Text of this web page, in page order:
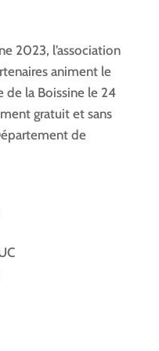
2023, l’association
animent le
de la Boissine le 24
gratuit et sans
de